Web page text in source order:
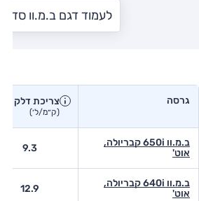
לעמוד דגם ב.מ.וו סדרה 6
גרסה צריכת דלק יצרן
(ק״מ/ל׳)
ב.מ.וו 650i קבריולה,
אוט'
9.3
ב.מ.וו 640i קבריולה,
אוט'
12.9